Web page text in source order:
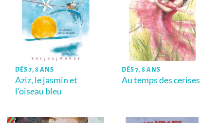
DÈS 7, 8 ANS
Aziz, le jasmin et
l’oiseau bleu
DÈS 7, 8 ANS
Au temps des cerises